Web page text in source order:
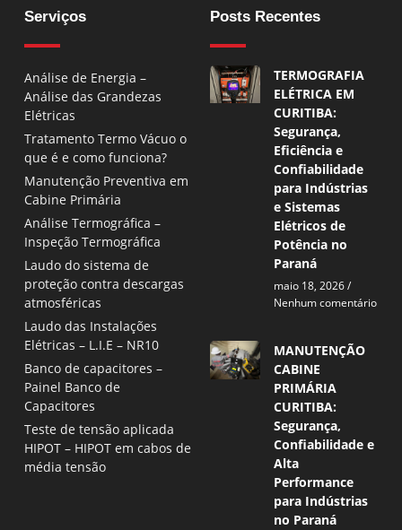
Serviços
Análise de Energia –
Análise das Grandezas
Elétricas
Tratamento Termo Vácuo o
que é e como funciona?
Manutenção Preventiva em
Cabine Primária
Análise Termográfica –
Inspeção Termográfica
Laudo do sistema de
proteção contra descargas
atmosféricas
Laudo das Instalações
Elétricas – L.I.E – NR10
Banco de capacitores –
Painel Banco de
Capacitores
Teste de tensão aplicada
HIPOT – HIPOT em cabos de
média tensão
Posts Recentes
TERMOGRAFIA
ELÉTRICA EM
CURITIBA:
Segurança,
Eficiência e
Confiabilidade
para Indústrias
e Sistemas
Elétricos de
Potência no
Paraná
maio 18, 2026
Nenhum comentário
MANUTENÇÃO
CABINE
PRIMÁRIA
CURITIBA:
Segurança,
Confiabilidade e
Alta
Performance
para Indústrias
no Paraná